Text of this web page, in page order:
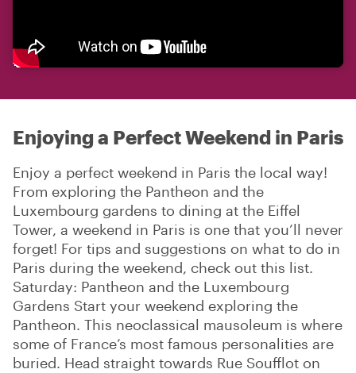
Enjoying a Perfect Weekend in Paris
Enjoy a perfect weekend in Paris the local way!
From exploring the Pantheon and the
Luxembourg gardens to dining at the Eiffel
Tower, a weekend in Paris is one that you’ll never
forget! For tips and suggestions on what to do in
Paris during the weekend, check out this list.
Saturday: Pantheon and the Luxembourg
Gardens Start your weekend exploring the
Pantheon. This neoclassical mausoleum is where
some of France’s most famous personalities are
buried. Head straight towards Rue Soufflot on